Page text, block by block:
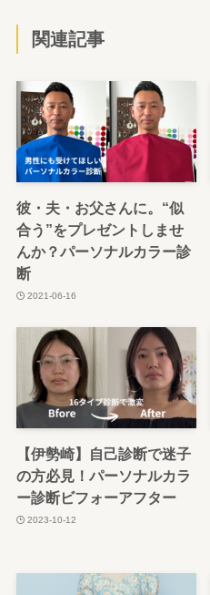
関連記事
彼・夫・お父さんに。“似
合う”をプレゼントしませ
んか？パーソナルカラー診
断
2021-06-16
【伊勢崎】自己診断で迷子
の方必見！パーソナルカラ
ー診断ビフォーアフター
2023-10-12